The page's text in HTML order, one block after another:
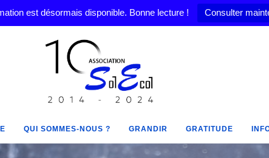
est désormais disponible. Bonne lecture ! Consulter
QUI SOMMES-NOUS ? GRANDIR GRATITUDE